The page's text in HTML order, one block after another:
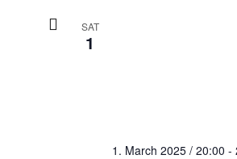
SAT
1
1. March 2025 / 20:00 -